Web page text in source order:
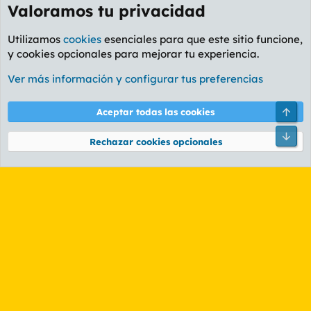
Foro General
Cookies
PL OLDSTYLE AMARILLO
Términos y reglas Política de privacidad Ayuda
Community platform by XenForo® © 2010-2026 XenForo Ltd.
Valoramos tu privacidad
Utilizamos cookies esenciales para que este sitio funcione,
y cookies opcionales para mejorar tu experiencia.
Ver más información y configurar tus preferencias
Aceptar todas las cookies
Rechazar cookies opcionales
Pie